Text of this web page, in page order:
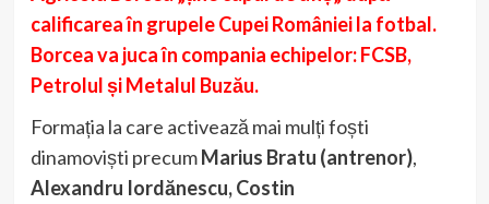
calificarea în grupele Cupei României la fotbal.
Borcea va juca în compania echipelor: FCSB,
Petrolul și Metalul Buzău.
Formația la care activează mai mulți foști
dinamoviști precumMarius Bratu (antrenor),
Alexandru Iordănescu, Costin